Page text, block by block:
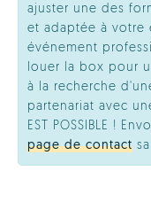
ajuster une des
et adaptée à votre
événement
louer la box pour
à la recherche
partenariat avec
EST POSSIBLE !
page de contact